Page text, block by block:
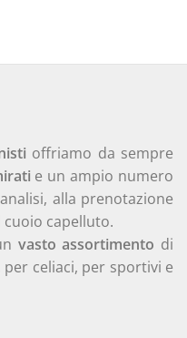
offriamo da sempre
e un ampio numero
alla prenotazione
cuoio capelluto.
vasto assortimento di
celiaci, per sportivi e